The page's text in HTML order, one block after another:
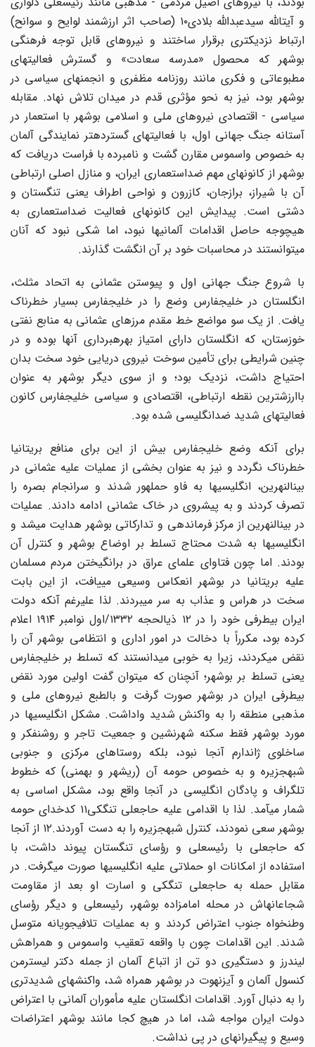
و آیتالله سیدعبدالله بلادی۱۰ (صاحب اثر ارزشمند لوایح و سوانح)
ارتباط نزدیکتری برقرار ساختند و نیروهای قابل توجه فرهنگی
بوشهر که محصول «مدرسه سعادت» و گسترش فعالیتهای
مطبوعاتی و فکری مانند روزنامه مظفری و انجمنهای سیاسی در
بوشهر بود، نیز به نحو مؤثری قدم در میدان تلاش نهاد. مقابله
سیاسی - اقتصادی نیروهای ملی و اسلامی بوشهر با استعمار در
آستانه جنگ جهانی اول، با فعالیتهای گستردهتر نمایندگی آلمان
به خصوص واسموس مقارن گشت و نامبرده با فراست دریافت که
بوشهر از کانونهای مهم ضداستعماری ایران، و منازل اصلی ارتباطی
آن با شیراز، برازجان، کازرون و نواحی اطراف یعنی تنگستان و
دشتی است. پیدایش این کانونهای فعالیت ضداستعماری به
هیچوجه حاصل اقدامات آلمانیها نبود، اما شکی نبود که آنان
میتوانستند در محاسبات خود بر آن انگشت گذارند.
با شروع جنگ جهانی اول و پیوستن عثمانی به اتحاد مثلث،
انگلستان در خلیجفارس وضع را در خلیجفارس بسیار خطرناک
یافت. از یک سو مواضع خط مقدم مرزهای عثمانی به منابع نفتی
خوزستان، که انگلستان دارای امتیاز بهرهبرداری آنها بوده و در
چنین شرایطی برای تأمین سوخت نیروی دریایی خود سخت بدان
احتیاج داشت، نزدیک بود؛ و از سوی دیگر بوشهر به عنوان
باارزشترین نقطه ارتباطی، اقتصادی و سیاسی خلیجفارس کانون
فعالیتهای شدید ضدانگلیسی شده بود.
برای آنکه وضع خلیجفارس بیش از این برای منافع بریتانیا
خطرناک نگردد و نیز به عنوان بخشی از عملیات علیه عثمانی در
بینالنهرین، انگلیسیها به فاو حملهور شدند و سرانجام بصره را
تصرف کردند و به پیشروی در خاک عثمانی ادامه دادند. عملیات
در بینالنهرین از مرکز فرماندهی و تدارکاتی بوشهر هدایت میشد و
انگلیسیها به شدت محتاج تسلط بر اوضاع بوشهر و کنترل آن
بودند. اما چون فتاوای علمای عراق در برانگیختن مردم مسلمان
علیه بریتانیا در بوشهر انعکاس وسیعی مییافت، از این بابت
سخت در هراس و عذاب به سر میبردند. لذا علیرغم آنکه دولت
ایران بیطرفی خود را در ۱۲ ذیالحجه ۱۳۳۲/اول نوامبر ۱۹۱۴ اعلام
کرده بود، مکرراً با دخالت در امور اداری و انتظامی بوشهر آن را
نقض میکردند، زیرا به خوبی میدانستند که تسلط بر خلیجفارس
یعنی تسلط بر بوشهر؛ آنچنان که میتوان گفت اولین مورد نقض
بیطرفی ایران در بوشهر صورت گرفت و بالطبع نیروهای ملی و
مذهبی منطقه را به واکنش شدید واداشت. مشکل انگلیسیها در
مورد بوشهر فقط سکنه شهرنشین و جمعیت تاجر و روشنفکر و
ساخلوی ژاندارم آنجا نبود، بلکه روستاهای مرکزی و جنوبی
شبهجزیره و به خصوص حومه آن (ریشهر و بهمنی) که خطوط
تلگراف و پادگان انگلیسی در آنجا واقع بود، مشکل اساسی به
شمار میآمد. لذا با اقدامی علیه حاجعلی تنگکی۱۱ کدخدای حومه
بوشهر سعی نمودند، کنترل شبهجزیره را به دست آوردند.۱۲ از آنجا
که حاجعلی با رئیسعلی و رؤسای تنگستان پیوند داشت، با
استفاده از امکانات او حملاتی علیه انگلیسیها صورت میگرفت. در
مقابل حمله به حاجعلی تنگکی و اسارت او بعد از مقاومت
شجاعانهاش در محله امامزاده بوشهر، رئیسعلی و دیگر رؤسای
وطنخواه جنوب اعتراض کردند و به عملیات تلافیجویانه متوسل
شدند. این اقدامات چون با واقعه تعقیب واسموس و همراهش
لیندرز و دستگیری دو تن از اتباع آلمان از جمله دکتر لیسترمن
کنسول آلمان و آیزنهوت در بوشهر همراه شد، واکنشهای شدیدتری
را به دنبال آورد. اقدامات انگلستان علیه مأموران آلمانی با اعتراض
دولت ایران مواجه شد، اما در هیچ کجا مانند بوشهر اعتراضات
وسیع و پیگیرانهای در پی نداشت.